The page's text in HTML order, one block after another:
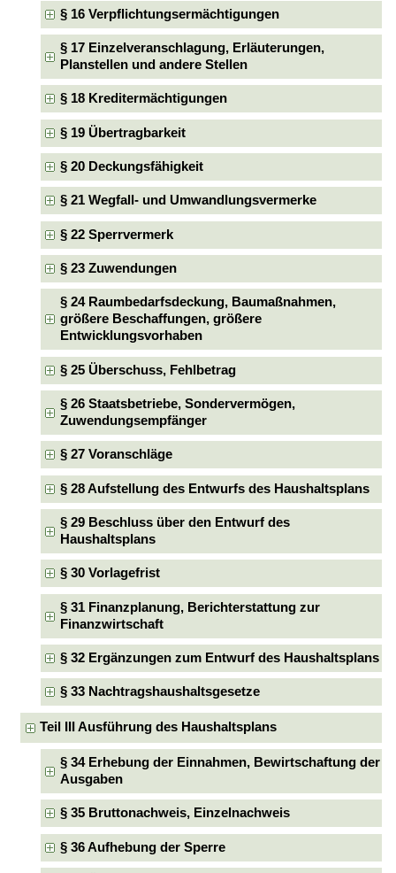
§ 16 Verpflichtungsermächtigungen
§ 17 Einzelveranschlagung, Erläuterungen,
Planstellen und andere Stellen
§ 18 Kreditermächtigungen
§ 19 Übertragbarkeit
§ 20 Deckungsfähigkeit
§ 21 Wegfall- und Umwandlungsvermerke
§ 22 Sperrvermerk
§ 23 Zuwendungen
§ 24 Raumbedarfsdeckung, Baumaßnahmen,
größere Beschaffungen, größere
Entwicklungsvorhaben
§ 25 Überschuss, Fehlbetrag
§ 26 Staatsbetriebe, Sondervermögen,
Zuwendungsempfänger
§ 27 Voranschläge
§ 28 Aufstellung des Entwurfs des Haushaltsplans
§ 29 Beschluss über den Entwurf des
Haushaltsplans
§ 30 Vorlagefrist
§ 31 Finanzplanung, Berichterstattung zur
Finanzwirtschaft
§ 32 Ergänzungen zum Entwurf des Haushaltsplans
§ 33 Nachtragshaushaltsgesetze
Teil III Ausführung des Haushaltsplans
§ 34 Erhebung der Einnahmen, Bewirtschaftung der
Ausgaben
§ 35 Bruttonachweis, Einzelnachweis
§ 36 Aufhebung der Sperre